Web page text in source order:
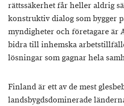
rättssäkerhet får heller aldrig
konstruktiv dialog som bygger
myndigheter och företagare är
bidra till inhemska
lösningar som gagnar hela
Finland är ett av de mest
landsbygdsdominerade